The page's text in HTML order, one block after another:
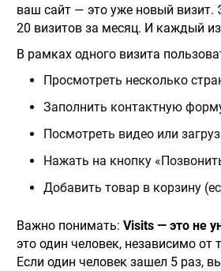
ваш сайт — это уже новый визит.
20 визитов за месяц. И каждый
В рамках одного визита
Просмотреть несколько
Заполнить контактную
Посмотреть видео или
Нажать на кнопку
Добавить товар в корзину
Важно понимать: Visits — это не
это один человек, независимо от
Если один человек зашел 5 раз,